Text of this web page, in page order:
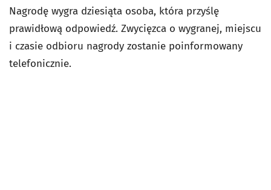
Nagrodę wygra dziesiąta osoba, która przyślę
prawidłową odpowiedź. Zwycięzca o wygranej, miejscu
i czasie odbioru nagrody zostanie poinformowany
telefonicznie.